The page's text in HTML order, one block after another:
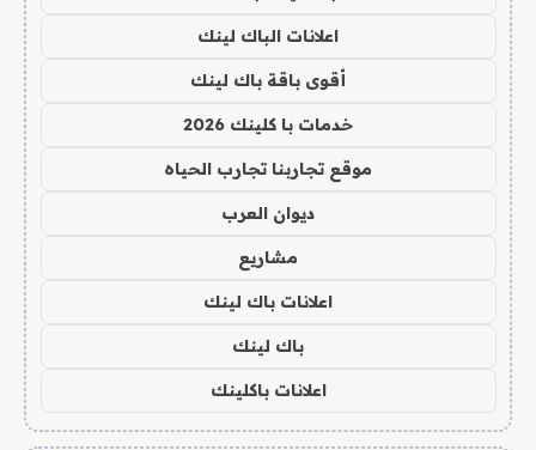
اعلانات الباك لينك
أقوى باقة باك لينك
خدمات با كلينك 2026
موقع تجاربنا تجارب الحياه
ديوان العرب
مشاريع
اعلانات باك لينك
باك لينك
اعلانات باكلينك